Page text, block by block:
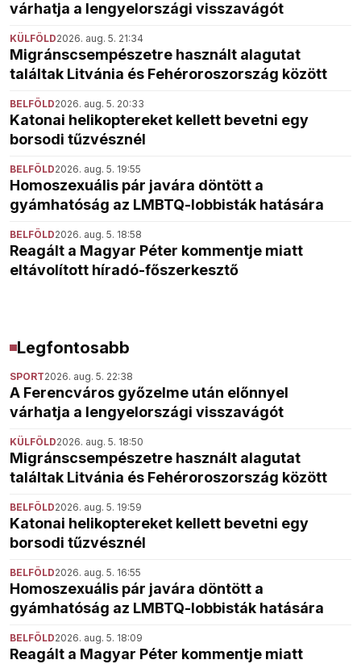
várhatja a lengyelországi visszavágót
KÜLFÖLD2026. aug. 5. 21:34
Migránscsempészetre használt alagutat
találtak Litvánia és Fehéroroszország között
BELFÖLD2026. aug. 5. 20:33
Katonai helikoptereket kellett bevetni egy
borsodi tűzvésznél
BELFÖLD2026. aug. 5. 19:55
Homoszexuális pár javára döntött a
gyámhatóság az LMBTQ-lobbisták hatására
BELFÖLD2026. aug. 5. 18:58
Reagált a Magyar Péter kommentje miatt
eltávolított híradó-főszerkesztő
Legfontosabb
SPORT2026. aug. 5. 22:38
A Ferencváros győzelme után előnnyel
várhatja a lengyelországi visszavágót
KÜLFÖLD2026. aug. 5. 18:50
Migránscsempészetre használt alagutat
találtak Litvánia és Fehéroroszország között
BELFÖLD2026. aug. 5. 19:59
Katonai helikoptereket kellett bevetni egy
borsodi tűzvésznél
BELFÖLD2026. aug. 5. 16:55
Homoszexuális pár javára döntött a
gyámhatóság az LMBTQ-lobbisták hatására
BELFÖLD2026. aug. 5. 18:09
Reagált a Magyar Péter kommentje miatt